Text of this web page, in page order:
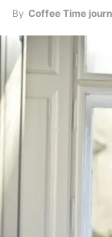
By Coffee Time